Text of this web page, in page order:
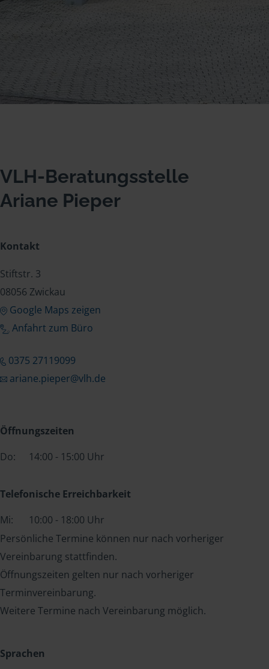
VLH-Beratungsstelle
Ariane Pieper
Kontakt
Stiftstr. 3
08056 Zwickau
Google Maps zeigen
Anfahrt zum Büro
0375 27119099
ariane.pieper@vlh.de
Öffnungszeiten
Do:
14:00 - 15:00 Uhr
Telefonische Erreichbarkeit
Mi:
10:00 - 18:00 Uhr
Persönliche Termine können nur nach vorheriger
Vereinbarung stattfinden.
Öffnungszeiten gelten nur nach vorheriger
Terminvereinbarung.
Weitere Termine nach Vereinbarung möglich.
Sprachen